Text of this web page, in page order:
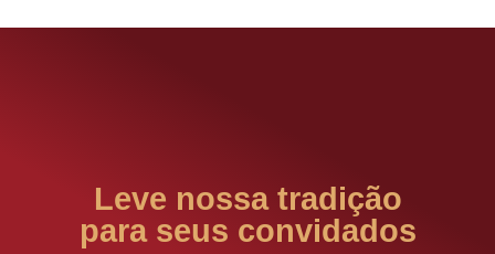
Leve nossa tradição
para seus convidados